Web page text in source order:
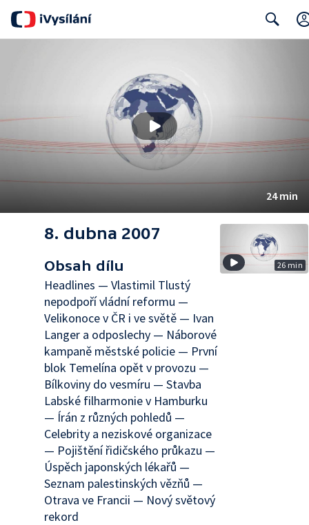
24 min
8. dubna 2007
Obsah dílu
Headlines — Vlastimil Tlustý
nepodpoří vládní reformu —
Velikonoce v ČR i ve světě — Ivan
Langer a odposlechy — Náborové
kampaně městské policie — První
blok Temelína opět v provozu —
Bílkoviny do vesmíru — Stavba
Labské filharmonie v Hamburku
— Írán z různých pohledů —
Celebrity a neziskové organizace
— Pojištění řidičského průkazu —
Úspěch japonských lékařů —
Seznam palestinských vězňů —
Otrava ve Francii — Nový světový
rekord
26 min